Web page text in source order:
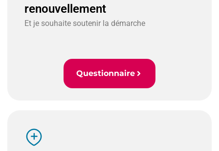
renouvellement
Et je souhaite soutenir la démarche
Questionnaire